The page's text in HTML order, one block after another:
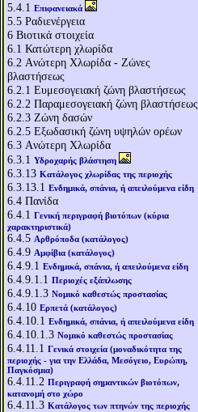
5.4.1 Επιφανειακά
5.5 Ραδιενέργεια
6 Βιοτικά στοιχεία
6.1 Κατώτερη χλωρίδα
6.2 Aνώτερη Χλωρίδα - Ζώνες
βλαστήσεως
6.2.1 Ευμεσογειακή ζώνη βλαστήσεως
6.2.2 Παραμεσογειακή ζώνη βλαστήσεως
6.2.3 Ζώνη δασών
6.2.5 Εξωδασική ζώνη υψηλών ορέων
6.3 Aνώτερη Χλωρίδα
6.3.1 Υδροχαρής βλάστηση
6.3.13 Κατάλογος χλωρίδας της περιοχής
6.3.13.1 Ενδημικά, σπάνια, ή απειλούμενα είδη
6.4 Πανίδα
6.4.1 Γενική περιγραφή βιοτόπων (κύρια
χαρακτηριστικά)
6.4.5 Αρθρόποδα (κατάλογος)
6.4.9 Αμφίβια (κατάλογος)
6.4.9.1 Ενδημικά, σπάνια, ή απειλούμενα είδη
6.4.9.1.1 Περιοχές εξάπλωσης
6.4.9.1.3 Νομικό καθεστώς προστασίας
6.4.10 Ερπετά (κατάλογος)
6.4.10.1 Ενδημικά, σπάνια, ή απειλούμενα είδη
6.4.10.1.3 Νομικό καθεστώς προστασίας
6.4.11.1 Γενικά στοιχεία (μοναδικότητα της
περιοχής - για την Ελλάδα, Μεσόγειο, Ευρώπη,
Παγκόσμια)
6.4.11.2 Περιγραφή σημαντικών βιοτόπων,
κατανομή στο χώρο
6.4.11.3 Κατάλογος των πτηνών της περιοχής